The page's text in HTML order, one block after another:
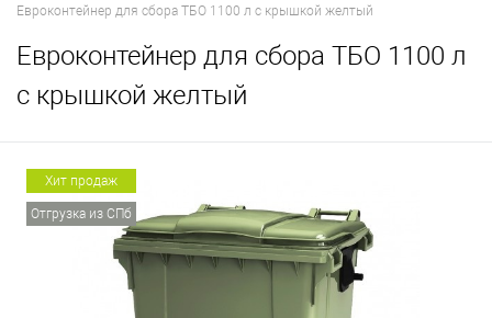
Евроконтейнер для сбора ТБО 1100 л с крышкой желтый
Евроконтейнер для сбора ТБО 1100 л
с крышкой желтый
Хит продаж
Отгрузка из СПб